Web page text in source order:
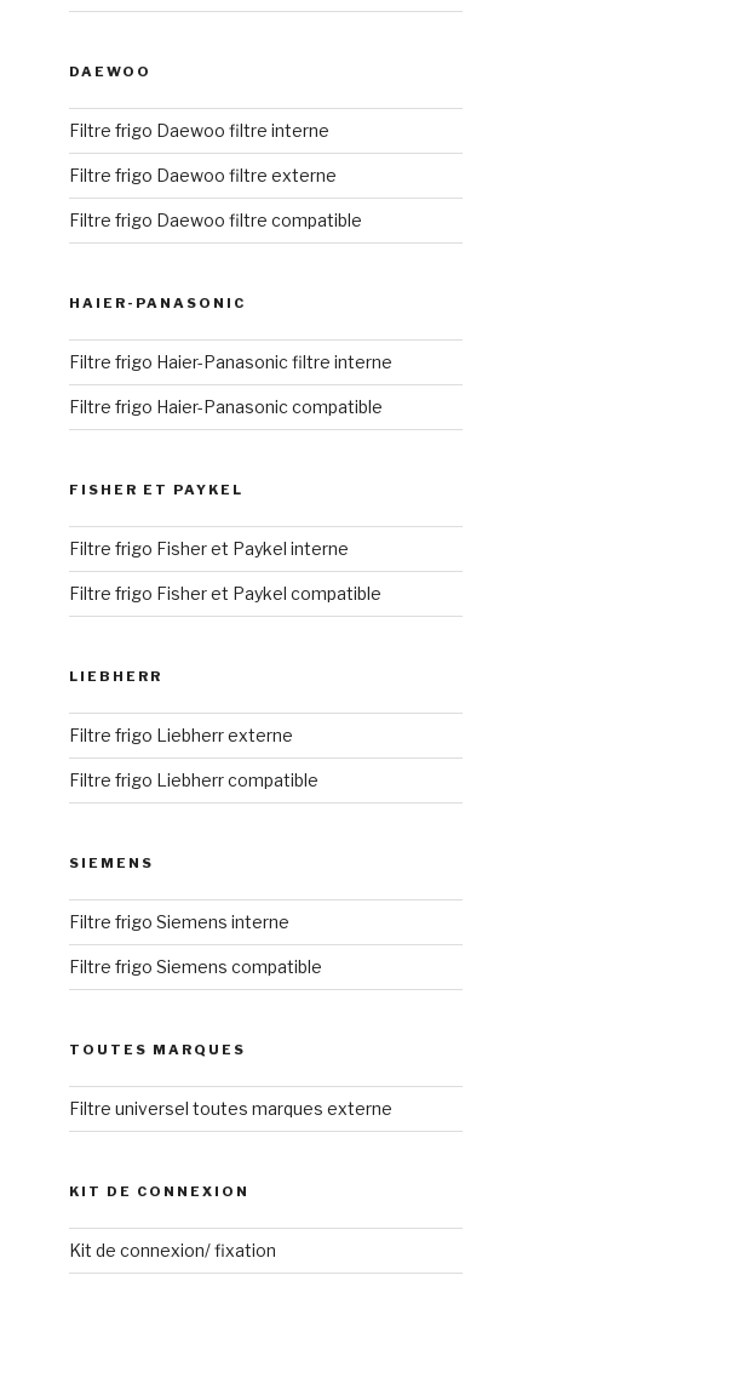
DAEWOO
Filtre frigo Daewoo filtre interne
Filtre frigo Daewoo filtre externe
Filtre frigo Daewoo filtre compatible
HAIER-PANASONIC
Filtre frigo Haier-Panasonic filtre interne
Filtre frigo Haier-Panasonic compatible
FISHER ET PAYKEL
Filtre frigo Fisher et Paykel interne
Filtre frigo Fisher et Paykel compatible
LIEBHERR
Filtre frigo Liebherr externe
Filtre frigo Liebherr compatible
SIEMENS
Filtre frigo Siemens interne
Filtre frigo Siemens compatible
TOUTES MARQUES
Filtre universel toutes marques externe
KIT DE CONNEXION
Kit de connexion/ fixation